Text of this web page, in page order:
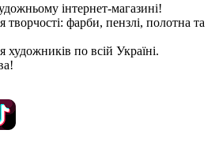
інтернет-магазині!
творчості: фарби, пензлі, полотна та
по всій Україні.